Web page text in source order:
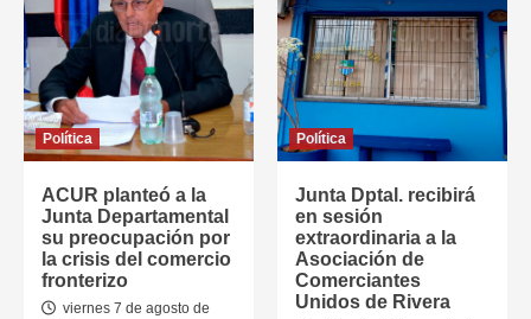
Política
ACUR planteó a la
Junta Departamental
su preocupación por
la crisis del comercio
fronterizo
viernes 7 de agosto de
Política
Junta Dptal. recibirá
en sesión
extraordinaria a la
Asociación de
Comerciantes
Unidos de Rivera